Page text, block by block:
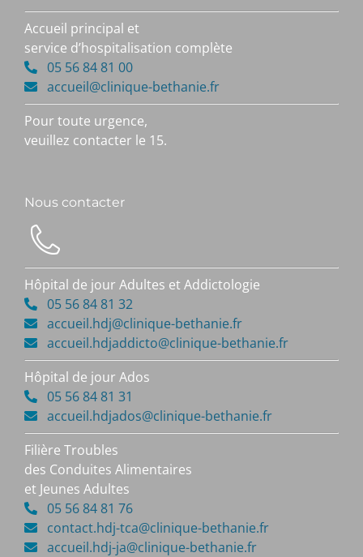
Accueil principal et
service d’hospitalisation complète
05 56 84 81 00
accueil@clinique-bethanie.fr
Pour toute urgence,
veuillez contacter le 15.
Nous contacter
Hôpital de jour Adultes et Addictologie
05 56 84 81 32
accueil.hdj@clinique-bethanie.fr
accueil.hdjaddicto@clinique-bethanie.fr
Hôpital de jour Ados
05 56 84 81 31
accueil.hdjados@clinique-bethanie.fr
Filière Troubles
des Conduites Alimentaires
et Jeunes Adultes
05 56 84 81 76
contact.hdj-tca@clinique-bethanie.fr
accueil.hdj-ja@clinique-bethanie.fr